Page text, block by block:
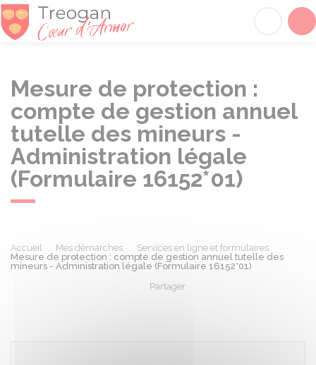
Mesure de protection :
compte de gestion annuel
tutelle des mineurs -
Administration légale
(Formulaire 16152*01)
Accueil Mes démarches
Services en ligne et formulaires
Mesure de protection : compte de gestion annuel tutelle des
mineurs - Administration légale (Formulaire 16152*01)
Partager